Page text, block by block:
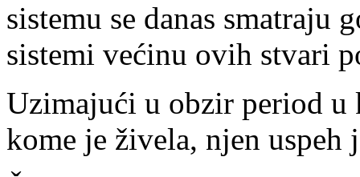
sistemu se danas smatraju
sistemi većinu ovih stvari
Uzimajući u obzir period u
kome je živela, njen uspeh